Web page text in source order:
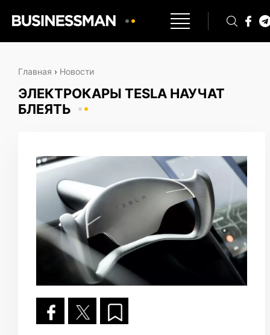
Главная › Новости
ЭЛЕКТРОКАРЫ TESLA НАУЧАТ
БЛЕЯТЬ